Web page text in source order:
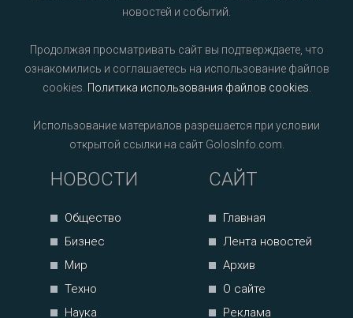
новостей и событий.
Продолжая просматривать сайт вы подтверждаете, что
ознакомились и соглашаетесь на использование файлов
cookies. Политика использования файлов cookies
Использование материалов разрешается при условии
открытой ссылки на сайт GolosInfo.com.
НОВОСТИ
Общество
Бизнес
Мир
Техно
Наука
САЙТ
Главная
Лента новостей
Архив
О сайте
Реклама